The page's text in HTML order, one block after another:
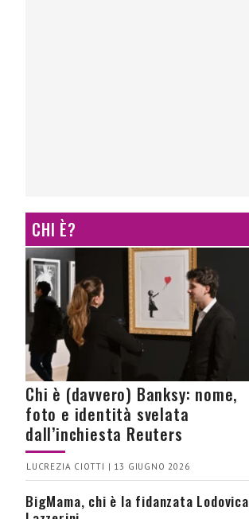
CHI È?
Chi è (davvero) Banksy: nome,
foto e identità svelata
dall’inchiesta Reuters
LUCREZIA CIOTTI | 13 GIUGNO 2026
BigMama, chi è la fidanzata Lodovica